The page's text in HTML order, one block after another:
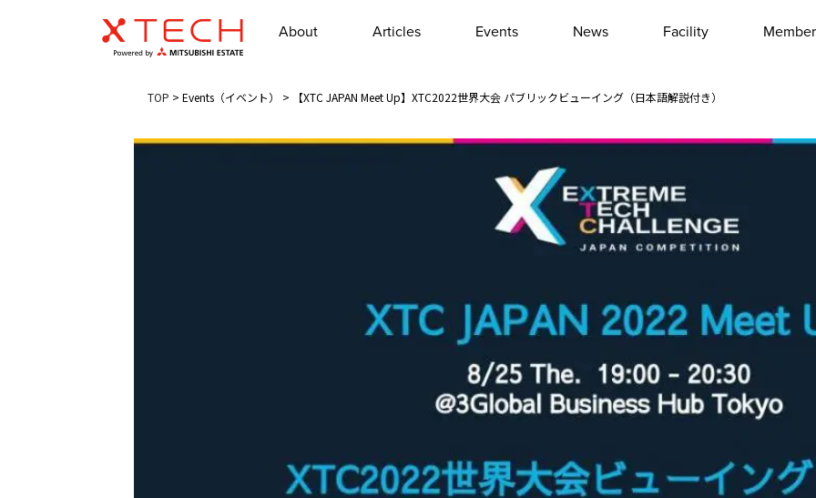
About Articles Events News Facility
TOP > Events（イベント） > 【XTC JAPAN Meet Up】XTC2022世界大会 パブリックビューイング（日本語解説付き）